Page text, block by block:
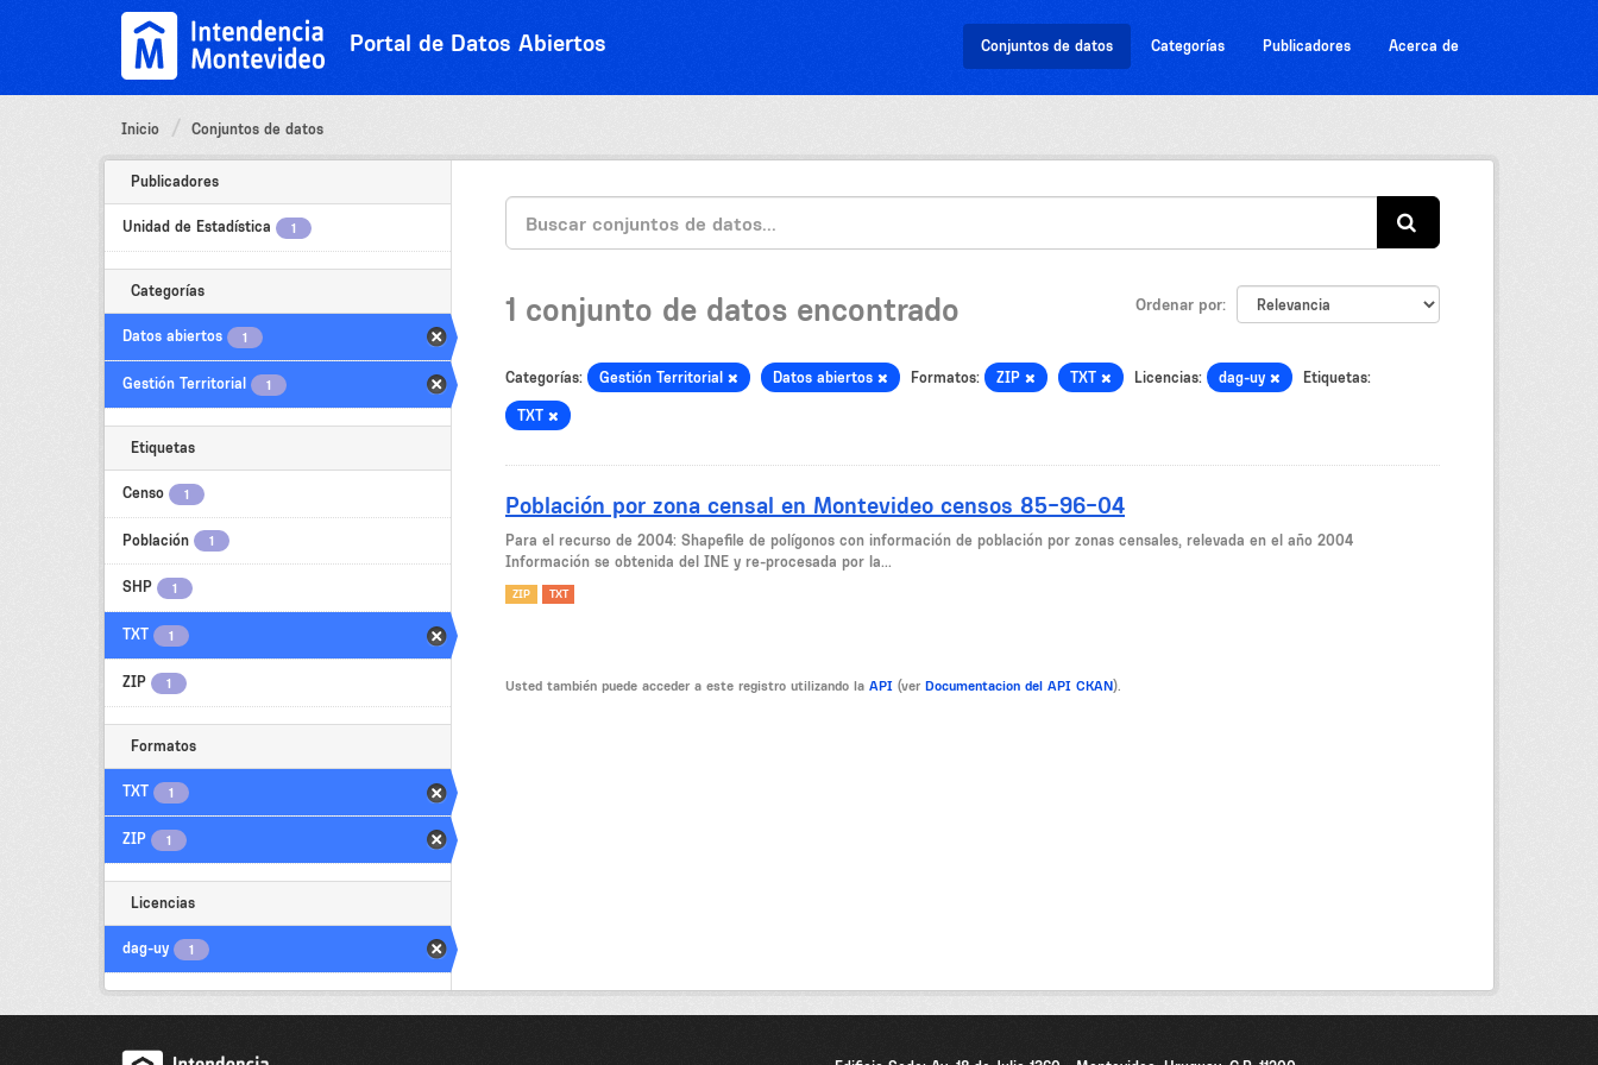
Portal de Datos Abiertos Conjuntos de datos Categorías Publicadores Acerca de
Inicio Conjuntos de datos
Publicadores
Unidad de Estadística 1
Categorías
Datos abiertos 1
Gestión Territorial 1
Etiquetas
Censo 1
Población 1
SHP 1
TXT 1
ZIP 1
Formatos
TXT 1
ZIP 1
Licencias
dag-uy 1
Ordenar por
1 conjunto de datos encontrado
Categorías: Gestión Territorial Datos abiertos Formatos: ZIP TXT Licencias: dag-uy Etiquetas:
TXT
Población por zona censal en Montevideo censos 85-96-04
Para el recurso de 2004: Shapefile de polígonos con información de población por zonas censales, relevada en el año 2004
Información se obtenida del INE y re-procesada por la...
ZIP TXT
Usted también puede acceder a este registro utilizando la API (ver Documentacion del API CKAN).